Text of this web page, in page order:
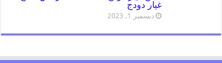
غيار دودج
ديسمبر 1, 2023